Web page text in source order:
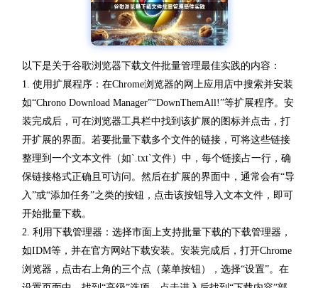
以下是关于谷歌浏览器下载文件批量管理最佳实践的内容：
1. 使用扩展程序：在Chrome浏览器的网上应用店中搜索并安装
如“Chrono Download Manager”“DownThemAll!”等扩展程序。安
装完成后，可在浏览器工具栏中找到该扩展的图标并点击，打
开扩展的界面。若要批量下载多个文件的链接，可将这些链接
整理到一个文本文件（如`.txt`文件）中，每个链接占一行，确
保链接格式正确且可访问。然后在扩展的界面中，通常会有“导
入”或“添加任务”之类的按钮，点击该按钮导入文本文件，即可
开始批量下载。
2. 利用下载管理器：选择市面上支持批量下载的下载管理器，
如IDM等，并在官方网站下载安装。安装完成后，打开Chrome
浏览器，点击右上角的三个点（菜单按钮），选择“设置”。在